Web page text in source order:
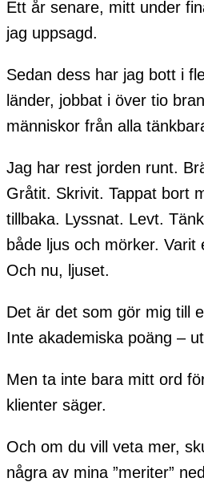
Ett år senare, mitt under
jag uppsagd.
Sedan dess har jag bott i
länder, jobbat i över tio
människor från alla
Jag har rest jorden runt.
Gråtit. Skrivit. Tappat bort
tillbaka. Lyssnat. Levt.
både ljus och mörker. Varit
Och nu, ljuset.
Det är det som gör mig till
Inte akademiska poäng –
Men ta inte bara mitt ord
klienter säger.
Och om du vill veta mer,
några av mina ”meriter”